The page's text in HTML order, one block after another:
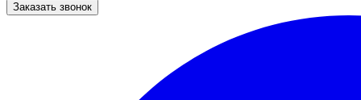
Заказать звонок